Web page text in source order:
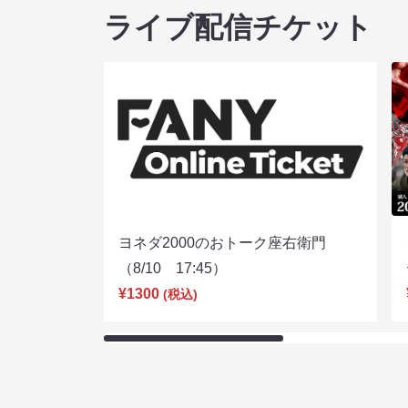
ライブ配信チケット
ヨネダ2000のおトーク座右衛門
（8/10 17:45）
¥1300 (税込)